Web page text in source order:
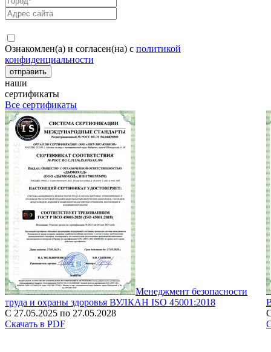
Ознакомлен(а) и согласен(на) с политикой
конфиденциальности
наши
сертификаты
Все сертификаты
Менеджмент безопасности
труда и охраны здоровья ВУЛКАН ISO 45001:2018
С 27.05.2025 по 27.05.2028
Скачать в PDF